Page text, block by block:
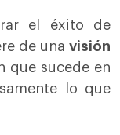
el éxito de
de una visión
que sucede en
lo que